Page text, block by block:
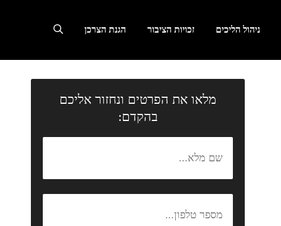
ניהול הליכים זכויות הציבור הגנת הצרכן
מלאו את הפרטים ונחזור אליכם
בהקדם: